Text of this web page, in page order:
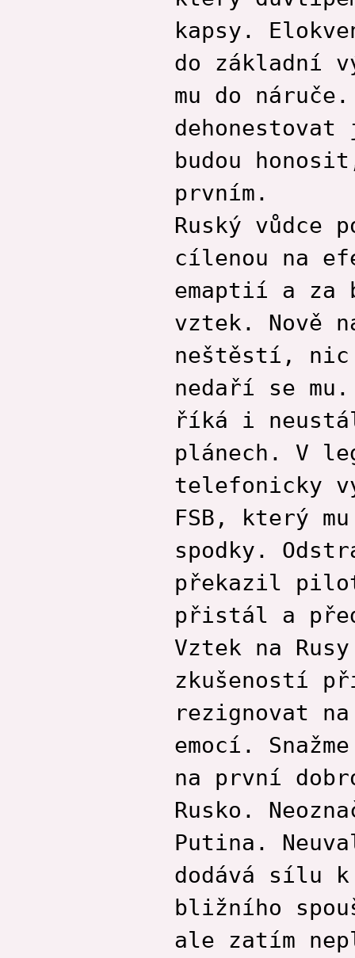
kapsy.
do základní
mu do
budou
prvním.
Ruský vůdce
cílenou na
emaptií a za
vztek. Nově
neštěstí, nic
nedaří se
říká i
plánech. V
telefonicky
FSB, který
spodky.
překazil
přistál a
Vztek na
zkušeností
rezignovat
emocí.
na první
Rusko.
Putina.
dodává sílu k
bližního
ale zatím